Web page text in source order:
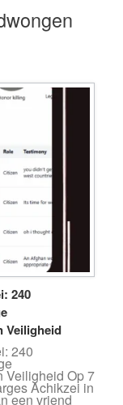
240
Veiligheid
240
Veiligheid Op 7
Achikzei in
een vriend